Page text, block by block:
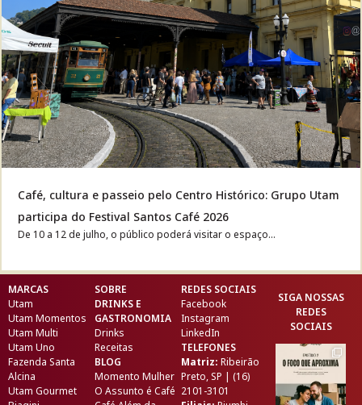
Café, cultura e passeio pelo Centro Histórico: Grupo Utam
participa do Festival Santos Café 2026
De 10 a 12 de julho, o público poderá visitar o espaço...
MARCAS
Utam
Utam Momentos
Utam Multi
Utam Uno
Fazenda Santa
Alcina
Utam Gourmet
SOBRE
DRINKS E
GASTRONOMIA
Drinks
Receitas
BLOG
Momento Mulher
O Assunto é Café
REDES SOCIAIS
Facebook
Instagram
LinkedIn
TELEFONES
Matriz: Ribeirão
Preto, SP | (16)
2101-3101
SIGA NOSSAS
REDES
SOCIAIS